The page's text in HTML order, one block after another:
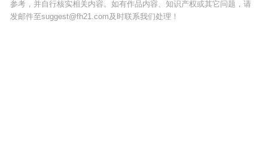
参考，并自行核实相关内容。如有作品内容、知识产权或其它问题，请
发邮件至suggest@fh21.com及时联系我们处理！